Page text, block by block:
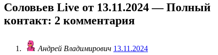
Соловьев Live от 13.11.2024 — Полный
контакт: 2 комментария
Андрей Владимирович 13.11.2024